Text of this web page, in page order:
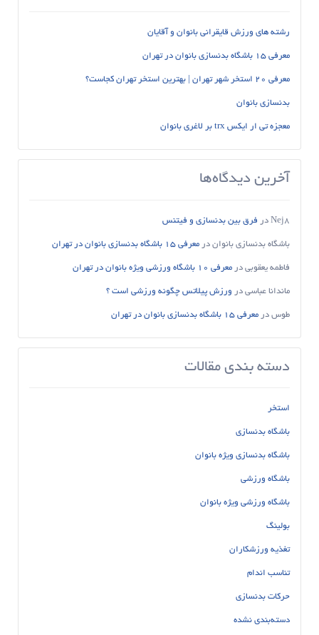
رشته های ورزش قایقرانی بانوان و آقایان
معرفی 15 باشگاه بدنسازی بانوان در تهران
معرفی 20 استخر شهر تهران | بهترین استخر تهران کجاست؟
بدنسازی بانوان
معجزه تی ار ایکس trx بر لاغری بانوان
آخرین دیدگاه‌ها
Nej8 در فرق بین بدنسازی و فیتنس
باشگاه بدنسازی بانوان در معرفی 15 باشگاه بدنسازی بانوان در تهران
فاطمه یعقوبی در معرفی 10 باشگاه ورزشی ویژه بانوان در تهران
ماندانا عباسی در ورزش پیلاتس چگونه ورزشی است ؟
طوس در معرفی 15 باشگاه بدنسازی بانوان در تهران
دسته بندی مقالات
استخر
باشگاه بدنسازی
باشگاه بدنسازی ویژه بانوان
باشگاه ورزشی
باشگاه ورزشی ویژه بانوان
بولینگ
تغذیه ورزشکاران
تناسب اندام
حرکات بدنسازی
دسته‌بندی نشده